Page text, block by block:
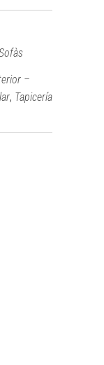
–
, Tapicería